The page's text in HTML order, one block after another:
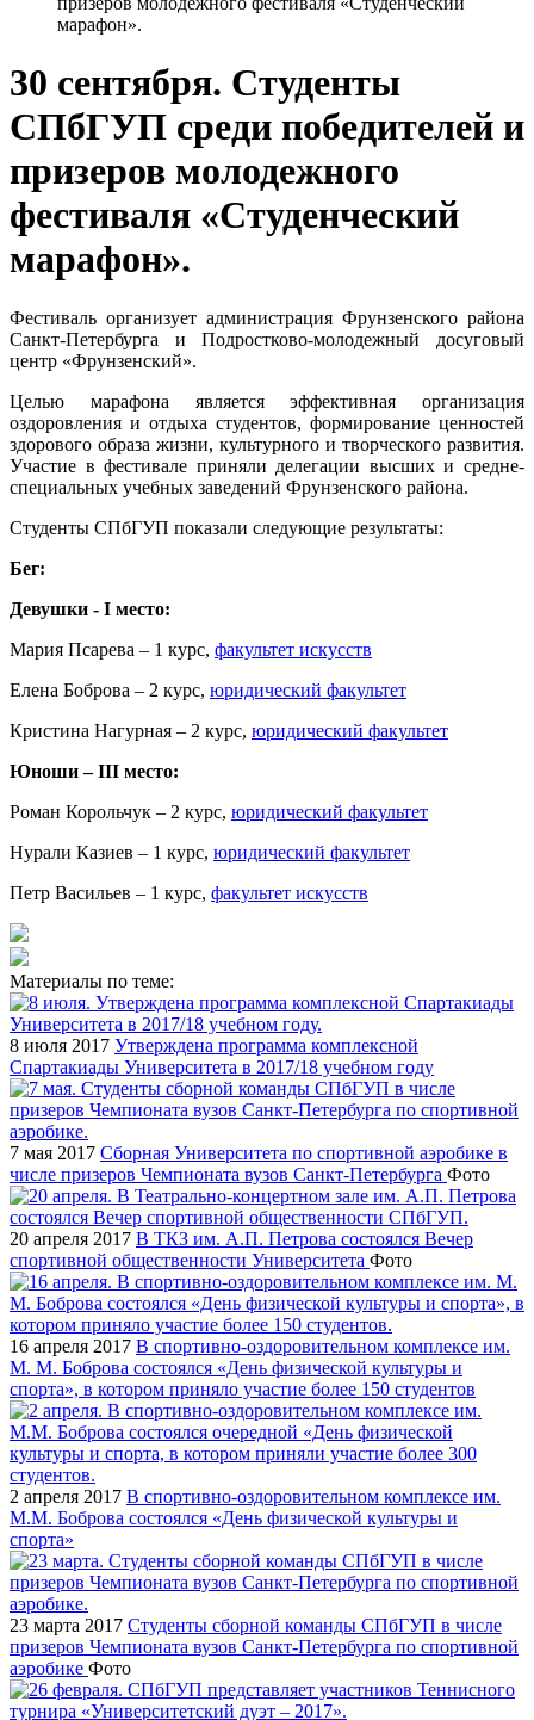
марафон».
30 сентября. Студенты
СПбГУП среди победителей и
призеров молодежного
фестиваля «Студенческий
марафон».
Фестиваль организует администрация Фрунзенского района
Санкт-Петербурга и Подростково-молодежный досуговый
центр «Фрунзенский».
Целью марафона является эффективная организация
оздоровления и отдыха студентов, формирование ценностей
здорового образа жизни, культурного и творческого развития.
Участие в фестивале приняли делегации высших и средне-
специальных учебных заведений Фрунзенского района.
Студенты СПбГУП показали следующие результаты:
Бег:
Девушки - I место:
Мария Псарева – 1 курс, факультет искусств
Елена Боброва – 2 курс, юридический факультет
Кристина Нагурная – 2 курс, юридический факультет
Юноши – III место:
Роман Корольчук – 2 курс, юридический факультет
Нурали Казиев – 1 курс, юридический факультет
Петр Васильев – 1 курс, факультет искусств
Материалы по теме:
8 июля 2017 Утверждена программа комплексной
Спартакиады Университета в 2017/18 учебном году
7 мая 2017 Сборная Университета по спортивной аэробике в
числе призеров Чемпионата вузов Санкт-Петербурга Фото
20 апреля 2017 В ТКЗ им. А.П. Петрова состоялся Вечер
спортивной общественности Университета Фото
16 апреля 2017 В спортивно-оздоровительном комплексе им.
М. М. Боброва состоялся «День физической культуры и
спорта», в котором приняло участие более 150 студентов
2 апреля 2017 В спортивно-оздоровительном комплексе им.
М.М. Боброва состоялся «День физической культуры и
спорта»
23 марта 2017 Студенты сборной команды СПбГУП в числе
призеров Чемпионата вузов Санкт-Петербурга по спортивной
аэробике Фото